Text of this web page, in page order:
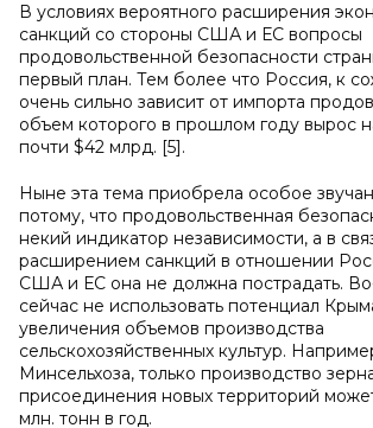
В условиях вероятного расширения
санкций со стороны США и ЕС вопросы
продовольственной безопасности
первый план. Тем более что Россия, к
очень сильно зависит от импорта
объем которого в прошлом году вырос
почти $42 млрд. [5].
Ныне эта тема приобрела особое
потому, что продовольственная
некий индикатор независимости, а в
расширением санкций в отношении
США и ЕС она не должна пострадать.
сейчас не использовать потенциал
увеличения объемов производства
сельскохозяйственных культур.
Минсельхоза, только производство
присоединения новых территорий
млн. тонн в год.